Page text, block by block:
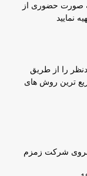
صورت حضوری از
نمایید
را از طریق
ترین روش های
شرکت زمزم